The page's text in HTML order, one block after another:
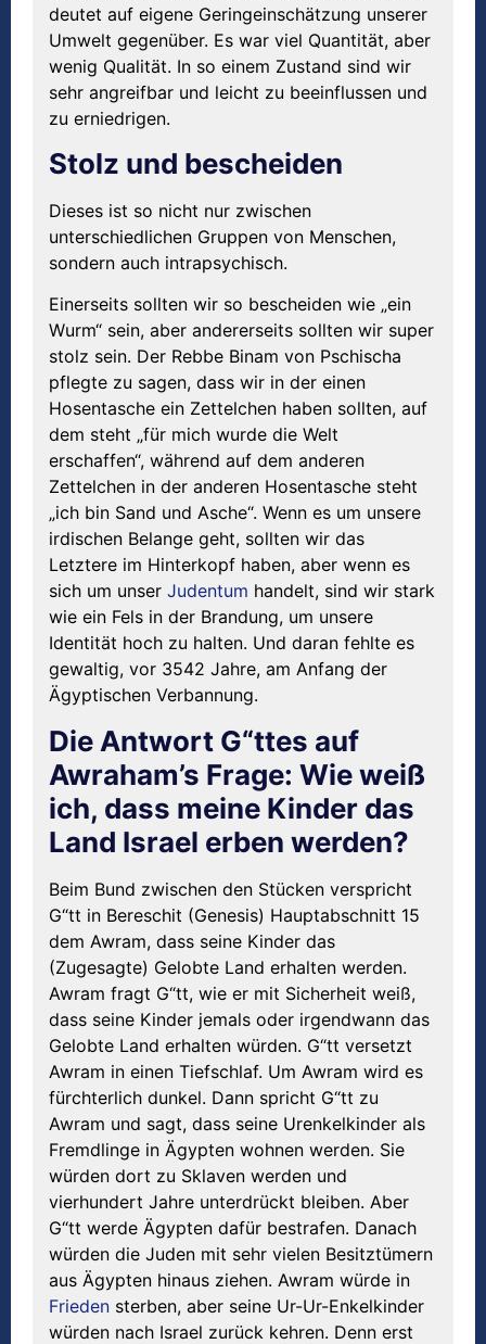
deutet auf eigene Geringeinschätzung unserer
Umwelt gegenüber. Es war viel Quantität, aber
wenig Qualität. In so einem Zustand sind wir
sehr angreifbar und leicht zu beeinflussen und
zu erniedrigen.
Stolz und bescheiden
Dieses ist so nicht nur zwischen
unterschiedlichen Gruppen von Menschen,
sondern auch intrapsychisch.
Einerseits sollten wir so bescheiden wie „ein
Wurm“ sein, aber andererseits sollten wir super
stolz sein. Der Rebbe Binam von Pschischa
pflegte zu sagen, dass wir in der einen
Hosentasche ein Zettelchen haben sollten, auf
dem steht „für mich wurde die Welt
erschaffen“, während auf dem anderen
Zettelchen in der anderen Hosentasche steht
„ich bin Sand und Asche“. Wenn es um unsere
irdischen Belange geht, sollten wir das
Letztere im Hinterkopf haben, aber wenn es
sich um unser Judentum handelt, sind wir stark
wie ein Fels in der Brandung, um unsere
Identität hoch zu halten. Und daran fehlte es
gewaltig, vor 3542 Jahre, am Anfang der
Ägyptischen Verbannung.
Die Antwort G“ttes auf
Awraham’s Frage: Wie weiß
ich, dass meine Kinder das
Land Israel erben werden?
Beim Bund zwischen den Stücken verspricht
G“tt in Bereschit (Genesis) Hauptabschnitt 15
dem Awram, dass seine Kinder das
(Zugesagte) Gelobte Land erhalten werden.
Awram fragt G“tt, wie er mit Sicherheit weiß,
dass seine Kinder jemals oder irgendwann das
Gelobte Land erhalten würden. G“tt versetzt
Awram in einen Tiefschlaf. Um Awram wird es
fürchterlich dunkel. Dann spricht G“tt zu
Awram und sagt, dass seine Urenkelkinder als
Fremdlinge in Ägypten wohnen werden. Sie
würden dort zu Sklaven werden und
vierhundert Jahre unterdrückt bleiben. Aber
G“tt werde Ägypten dafür bestrafen. Danach
würden die Juden mit sehr vielen Besitztümern
aus Ägypten hinaus ziehen. Awram würde in
Frieden sterben, aber seine Ur-Ur-Enkelkinder
würden nach Israel zurück kehren. Denn erst